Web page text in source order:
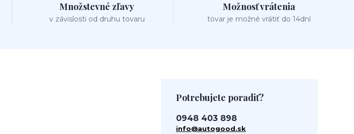
Množstevné zľavy
v závislosti od druhu tovaru
Možnosť vrátenia
tovar je možné vrátiť do 14dní
Potrebujete poradiť?
0948 403 898
info@autogood.sk